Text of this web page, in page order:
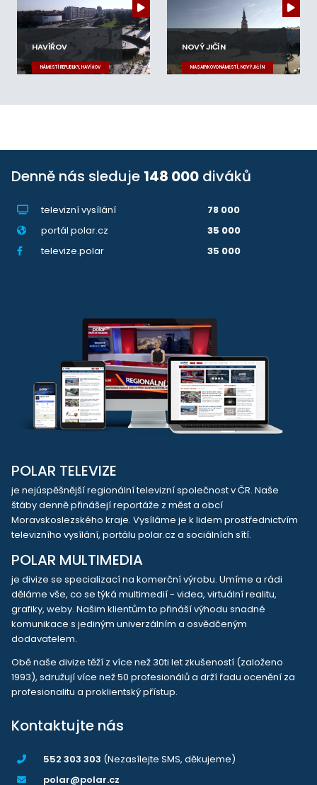
HAVÍŘOV
NÁMĚSTÍ REPUBLIKY, HAVÍŘOV
NOVÝ JIČÍN
MASARYKOVO NÁMĚSTÍ, NOVÝ JIČÍN
Denně nás sleduje 148 000 diváků
televizní vysílání
78 000
portál polar.cz
35 000
televize.polar
35 000
POLAR TELEVIZE
je nejúspěšnější regionální televizní společnost v ČR. Naše
štáby denně přinášejí reportáže z měst a obcí
Moravskoslezského kraje. Vysíláme je k lidem prostřednictvím
televizního vysílání, portálu polar.cz a sociálních sítí.
POLAR MULTIMEDIA
je divize se specializací na komerční výrobu. Umíme a rádi
děláme vše, co se týká multimedií - videa, virtuální realitu,
grafiky, weby. Našim klientům to přináší výhodu snadné
komunikace s jediným univerzálním a osvědčeným
dodavatelem.
Obě naše divize těží z více než 30ti let zkušeností (založeno
1993), sdružují více než 50 profesionálů a drží řadu ocenění za
profesionalitu a proklientský přístup.
Kontaktujte nás
552 303 303 (Nezasílejte SMS, děkujeme)
polar@polar.cz